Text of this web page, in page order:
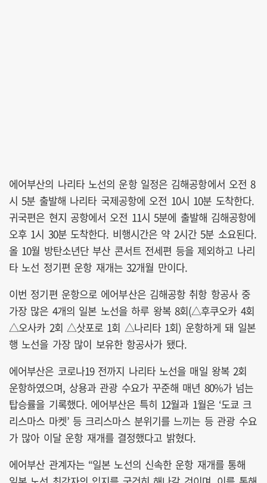
에어부산의 나리타 노선의 운항 일정은 김해공항에서 오전 8
시 5분 출발해 나리타 국제공항에 오전 10시 10분 도착한다.
귀국편은 현지 공항에서 오전 11시 5분에 출발해 김해공항에
오후 1시 30분 도착한다. 비행시간은 약 2시간 5분 소요된다.
올 10월 방탄소년단 부산 콘서트 전세편 등을 제외하고 나리
타 노선 정기편 운항 재개는 32개월 만이다.
이번 정기편 운항으로 에어부산은 김해공항 취항 항공사 중
가장 많은 4개의 일본 노선을 하루 왕복 8회(△후쿠오카 4회
△오사카 2회 △삿포로 1회 △나리타 1회) 운항하게 돼 일본
행 노선을 가장 많이 보유한 항공사가 됐다.
에어부산은 코로나19 전까지 나리타 노선을 매일 왕복 2회
운항하였으며, 상용과 관광 수요가 꾸준해 매년 80%가 넘는
탑승률을 기록했다. 에어부산은 특히 12월과 1월은 ‘도쿄 크
리스마스 마켓’ 등 크리스마스 분위기를 느끼는 등 관광 수요
가 많아 이달 운항 재개를 결정했다고 밝혔다.
에어부산 관계자는 “일본 노선의 신속한 운항 재개를 통해